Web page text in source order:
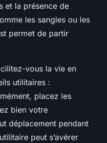
et la présence de
les sangles ou les
permet de partir
vous la vie en
utilitaires :
placez les
bien votre
déplacement pendant
peut s’avérer